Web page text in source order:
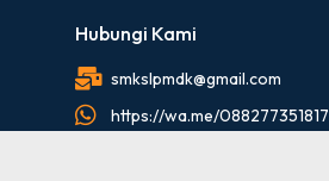
Hubungi Kami
smkslpmdk@gmail.com
https://wa.me/088277351817